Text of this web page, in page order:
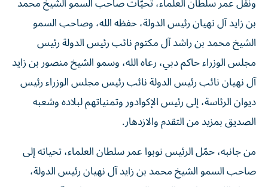
بن زايد آل نهيان رئيس الدولة، حفظه الله، وصاحب السمو
الشيخ محمد بن راشد آل مكتوم نائب رئيس الدولة رئيس
مجلس الوزراء حاكم دبي، رعاه الله، وسمو الشيخ منصور بن زايد
آل نهيان نائب رئيس الدولة نائب رئيس مجلس الوزراء رئيس
ديوان الرئاسة، إلى رئيس الإكوادور وتمنياتهم لبلاده وشعبه
الصديق بمزيد من التقدم والازدهار.
صاحب السمو الشيخ محمد بن زايد آل نهيان رئيس الدولة،
حفظه الله، وصاحب السمو الشيخ محمد بن راشد آل مكتوم